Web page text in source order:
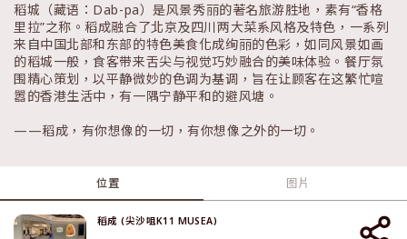
稻城（藏语：Dab-pa）是风景秀丽的著名旅游胜地，素有“香格
里拉”之称。稻成融合了北京及四川两大菜系风格及特色，一系列
来自中国北部和东部的特色美食化成绚丽的色彩，如同风景如画
的稻城一般，食客带来舌尖与视觉巧妙融合的美味体验。餐厅氛
围精心策划，以平静微妙的色调为基调，旨在让顾客在这繁忙喧
嚣的香港生活中，有一隅宁静平和的避风塘。
——稻成，有你想像的一切，有你想像之外的一切。
位置 图片
稻成 (尖沙咀K11 MUSEA)